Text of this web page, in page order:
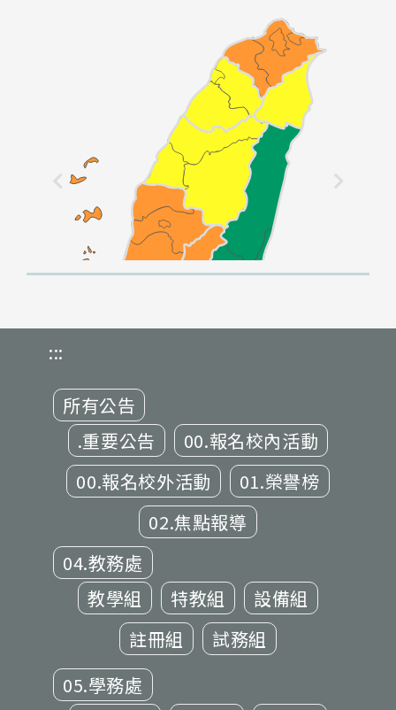
:::
所有公告
.重要公告
00.報名校內活動
00.報名校外活動
01.榮譽榜
02.焦點報導
04.教務處
教學組
特教組
設備組
註冊組
試務組
05.學務處